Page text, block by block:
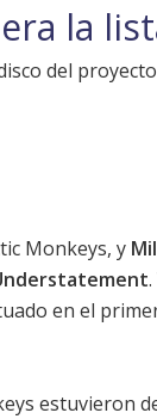
la
del
Monkeys, y
en el
estuvieron